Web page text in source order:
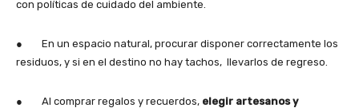
con políticas de cuidado del ambiente.
● En un espacio natural, procurar disponer correctamente los
residuos, y si en el destino no hay tachos, llevarlos de regreso.
● Al comprar regalos y recuerdos, elegir artesanos y